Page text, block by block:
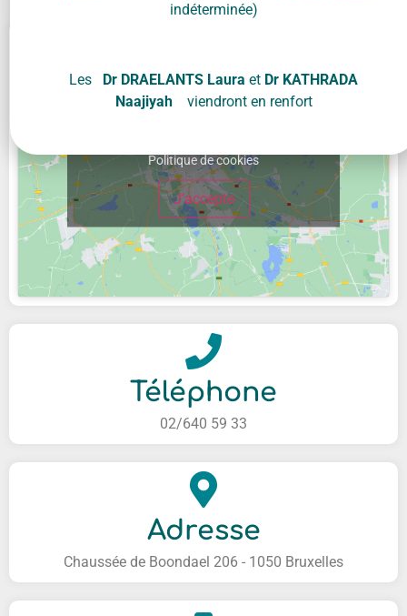
Politique de cookies
J’accepte
Téléphone
02/640 59 33
Adresse
Chaussée de Boondael 206 - 1050 Bruxelles
indéterminée)
Les Dr DRAELANTS Laura et Dr KATHRADA
Naajiyahviendront en renfort